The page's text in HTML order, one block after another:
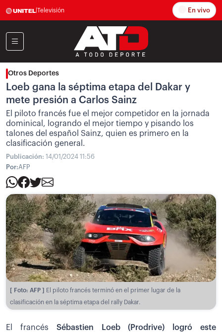
Televisión En vivo
Otros Deportes
Loeb gana la séptima etapa del Dakar y
mete presión a Carlos Sainz
El piloto francés fue el mejor competidor en la jornada
dominical, logrando el mejor tiempo y pisando los
talones del español Sainz, quien es primero en la
clasificación general.
Publicación: 14/01/2024 11:56
Por:AFP
[ Foto: AFP ]
El piloto francés terminó en el primer lugar de la
clasificación en la séptima etapa del rally Dakar.
El francés Sébastien Loeb (Prodrive) logró este